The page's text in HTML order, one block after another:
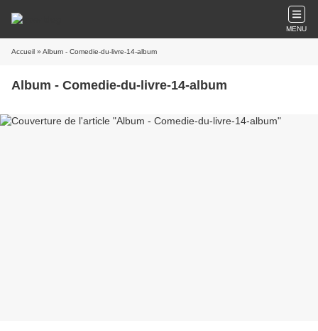
MENU
Accueil » Album - Comedie-du-livre-14-album
Album - Comedie-du-livre-14-album